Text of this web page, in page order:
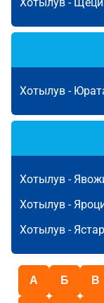
Хотылув -
Хотылув -
Хотылув -
Хотылув -
А Б В